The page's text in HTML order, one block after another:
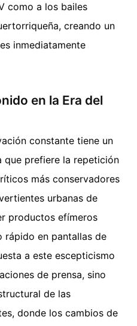
como a los bailes
creando un
inmediatamente
en la Era del
constante tiene un
que prefiere la repetición
más conservadores
urbanas de
productos efímeros
rápido en pantallas de
a este escepticismo
de prensa, sino
de las
donde los cambios de